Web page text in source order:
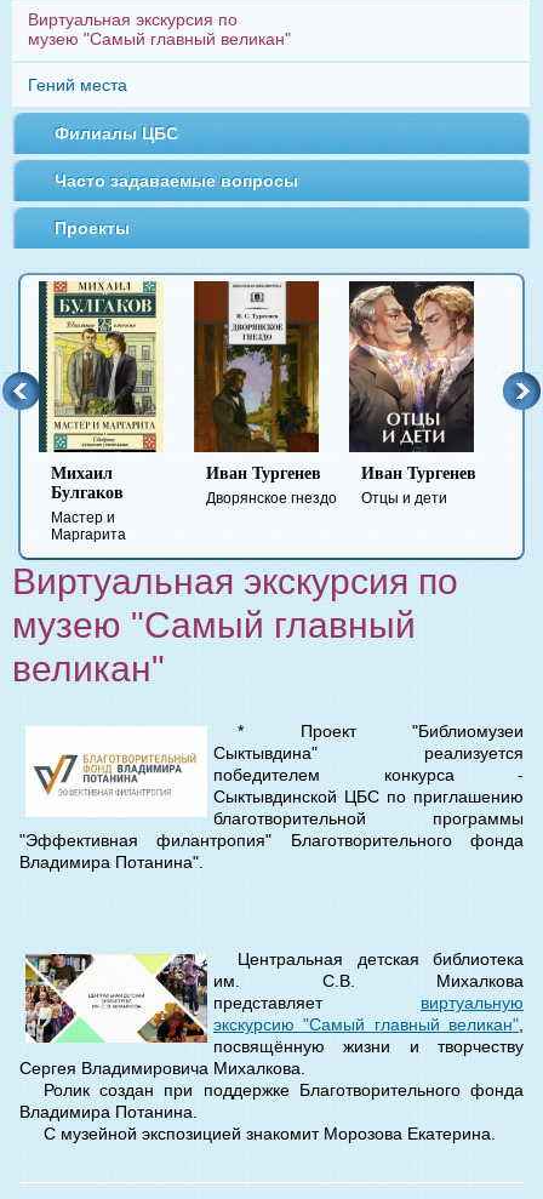
Виртуальная экскурсия по
музею "Самый главный великан"
Гений места
Филиалы ЦБС
Часто задаваемые вопросы
Проекты
Иван Тургенев
Дворянское гнездо
Иван Тургенев
Отцы и дети
Федор
Достоевский
Виртуальная экскурсия по
музею "Самый главный
великан"
* Проект "Библиомузеи
Сыктывдина" реализуется
победителем конкурса -
Сыктывдинской ЦБС по приглашению
благотворительной программы
"Эффективная филантропия" Благотворительного фонда
Владимира Потанина".
Центральная детская библиотека
им. С.В. Михалкова
представляет виртуальную
экскурсию "Самый главный великан"
посвящённую жизни и творчеству
Сергея Владимировича Михалкова.
Ролик создан при поддержке Благотворительного фонда
Владимира Потанина.
С музейной экспозицией знакомит Морозова Екатерина.